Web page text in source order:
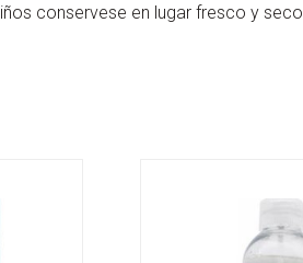
conservese en lugar fresco y seco